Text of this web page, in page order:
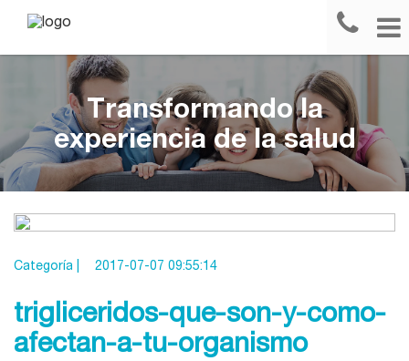
Transformando la
experiencia de la salud
Categoría | 2017-07-07 09:55:14
trigliceridos-que-son-y-como-
afectan-a-tu-organismo